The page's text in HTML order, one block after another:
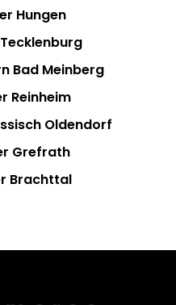
Hungen
Bad Meinberg
Reinheim
Oldendorf
Grefrath
Brachttal